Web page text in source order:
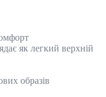
як легкий верхній
образів